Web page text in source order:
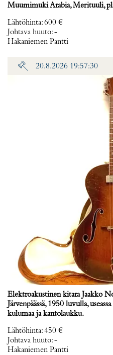
Muumimuki Arabia, Merituuli,
Lähtöhinta:600 €
Johtava huuto:-
Hakaniemen Pantti
20.8.2026 19:57:30
Elektroakustinen kitara Jaakko
Järvenpäässä, 1950 luvulla,
kulumaa ja kantolaukku.
Lähtöhinta:450 €
Johtava huuto:-
Hakaniemen Pantti